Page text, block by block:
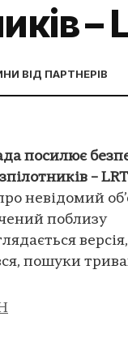
–
ВІД ПАРТНЕРІВ
посилює
– LRT
невідомий
поблизу
пошуки